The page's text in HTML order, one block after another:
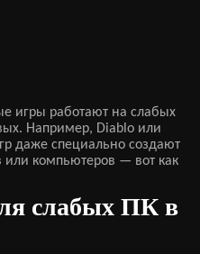
игры работают на слабых
Например, Diablo или
даже специально создают
или компьютеров — вот как
слабых ПК в